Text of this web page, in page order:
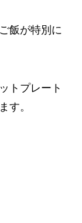
飯が特別に
トプレート
す。